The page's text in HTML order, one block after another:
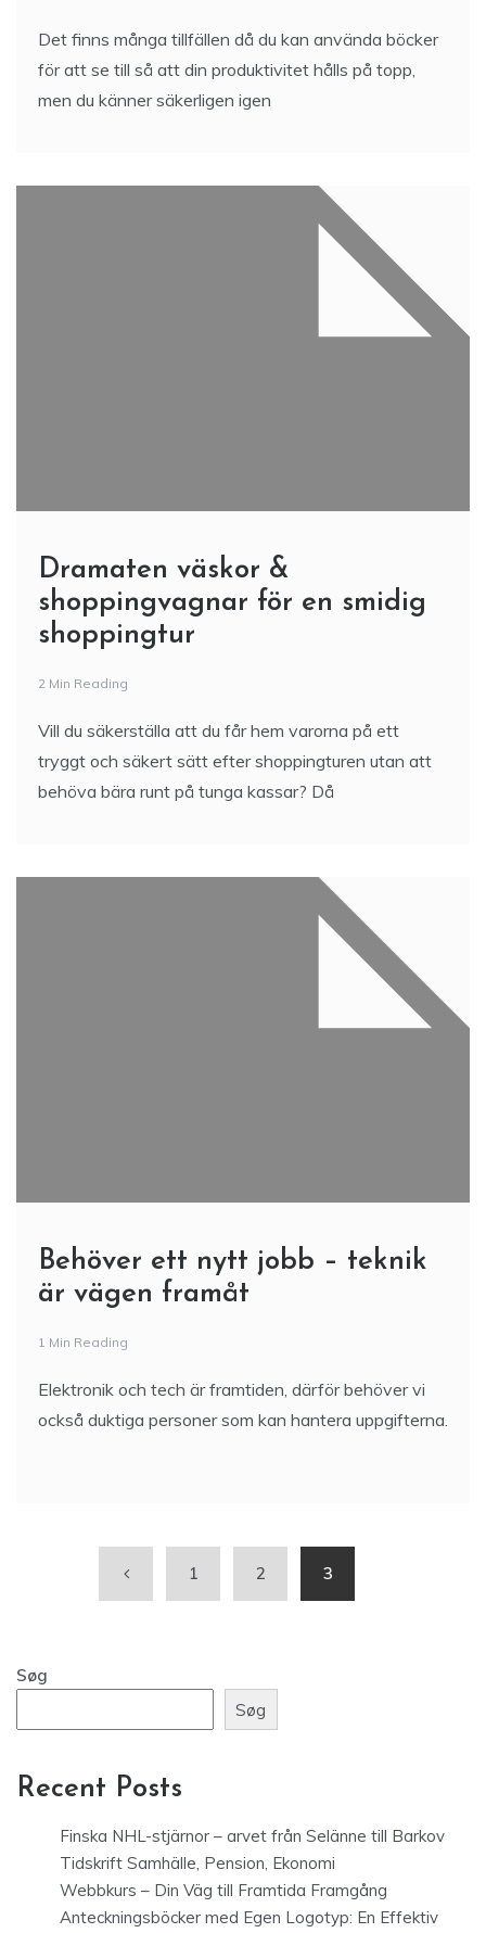
Det finns många tillfällen då du kan använda böcker
för att se till så att din produktivitet hålls på topp,
men du känner säkerligen igen
Dramaten väskor &
shoppingvagnar för en smidig
shoppingtur
2 Min Reading
Vill du säkerställa att du får hem varorna på ett
tryggt och säkert sätt efter shoppingturen utan att
behöva bära runt på tunga kassar? Då
Behöver ett nytt jobb – teknik
är vägen framåt
1 Min Reading
Elektronik och tech är framtiden, därför behöver vi
också duktiga personer som kan hantera uppgifterna.
1 2 3
Søg
Søg
Recent Posts
Finska NHL-stjärnor – arvet från Selänne till Barkov
Tidskrift Samhälle, Pension, Ekonomi
Webbkurs – Din Väg till Framtida Framgång
Anteckningsböcker med Egen Logotyp: En Effektiv